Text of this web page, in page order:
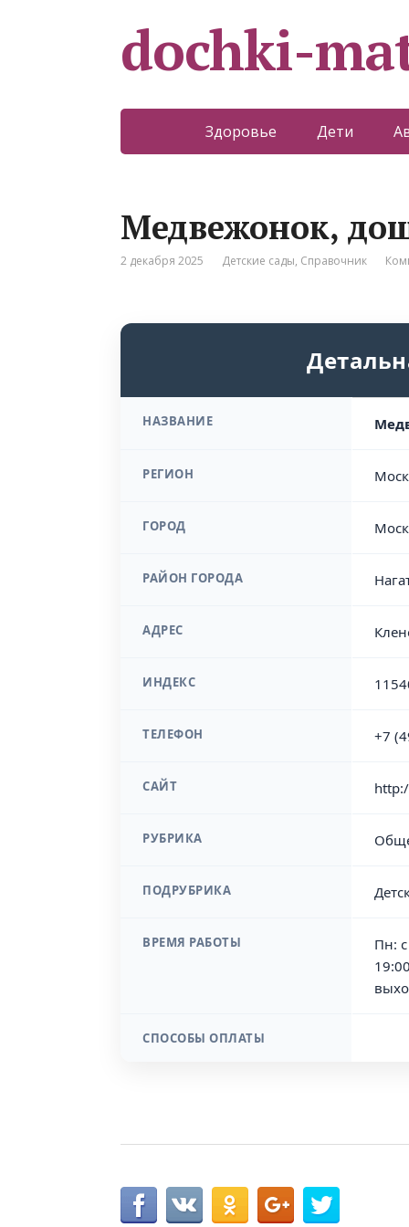
dochki-
Здоровье Дети
Медвежонок,
2 декабря 2025 Детские сады, Справочник
НАЗВАНИЕ
РЕГИОН
ГОРОД
РАЙОН ГОРОДА
АДРЕС
ИНДЕКС
ТЕЛЕФОН +7
САЙТ
РУБРИКА
ПОДРУБРИКА
ВРЕМЯ РАБОТЫ
Пн:
СПОСОБЫ ОПЛАТЫ